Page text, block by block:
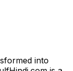
into